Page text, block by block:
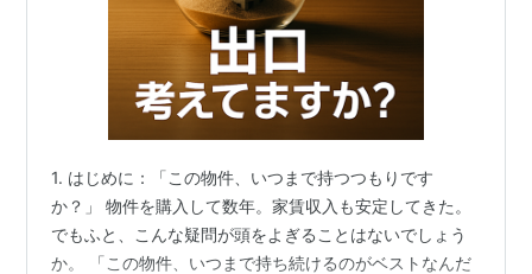
1. はじめに：「この物件、いつまで持つつもりです
か？」 物件を購入して数年。家賃収入も安定してきた。
でもふと、こんな疑問が頭をよぎることはないでしょう
か。 「この物件、いつまで持ち続けるのがベストなんだ